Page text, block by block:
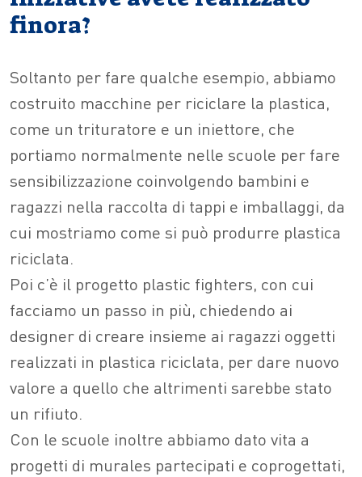
finora?
Soltanto per fare qualche esempio, abbiamo
costruito macchine per riciclare la plastica,
come un trituratore e un iniettore, che
portiamo normalmente nelle scuole per fare
sensibilizzazione coinvolgendo bambini e
ragazzi nella raccolta di tappi e imballaggi, da
cui mostriamo come si può produrre plastica
riciclata.
Poi c’è il progetto plastic fighters, con cui
facciamo un passo in più, chiedendo ai
designer di creare insieme ai ragazzi oggetti
realizzati in plastica riciclata, per dare nuovo
valore a quello che altrimenti sarebbe stato
un rifiuto.
Con le scuole inoltre abbiamo dato vita a
progetti di murales partecipati e coprogettati,